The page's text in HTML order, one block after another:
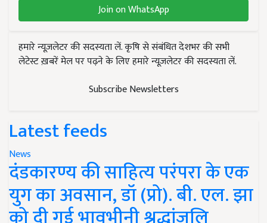
Join on WhatsApp
हमारे न्यूज़लेटर की सदस्यता लें. कृषि से संबंधित देशभर की सभी
लेटेस्ट ख़बरें मेल पर पढ़ने के लिए हमारे न्यूज़लेटर की सदस्यता लें.
Subscribe Newsletters
Latest feeds
News
दंडकारण्य की साहित्य परंपरा के एक
युग का अवसान, डॉ (प्रो). बी. एल. झा